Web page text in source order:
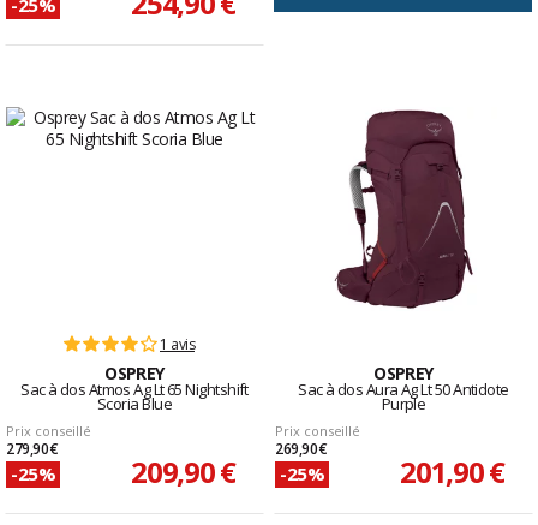
-25%
1 avis
OSPREY
Sac à dos Atmos Ag Lt 65 Nightshift
Scoria Blue
Prix conseillé
279,90 €
-25% 209,90 €
OSPREY
Sac à dos Aura Ag Lt 50 Antidote
Purple
Prix conseillé
269,90 €
-25% 201,90 €